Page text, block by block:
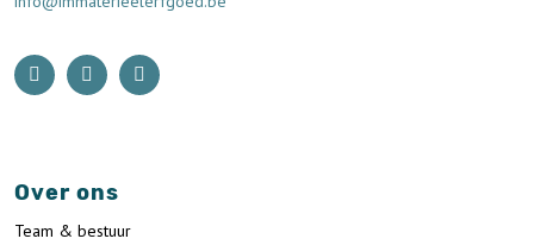
Over ons
Team & bestuur